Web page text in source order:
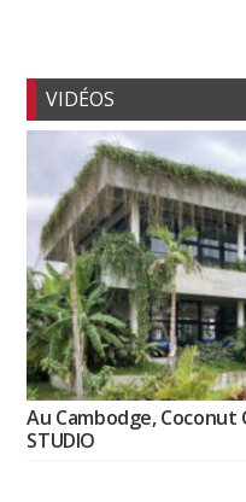
VIDÉOS
Au Cambodge, Coconut
STUDIO